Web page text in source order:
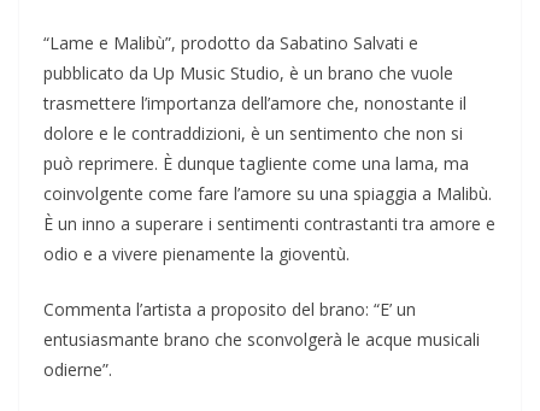
“Lame e Malibù”, prodotto da Sabatino Salvati e
pubblicato da Up Music Studio, è un brano che vuole
trasmettere l’importanza dell’amore che, nonostante il
dolore e le contraddizioni, è un sentimento che non si
può reprimere. È dunque tagliente come una lama, ma
coinvolgente come fare l’amore su una spiaggia a Malibù.
È un inno a superare i sentimenti contrastanti tra amore e
odio e a vivere pienamente la gioventù.
Commenta l’artista a proposito del brano: “E’ un
entusiasmante brano che sconvolgerà le acque musicali
odierne”.